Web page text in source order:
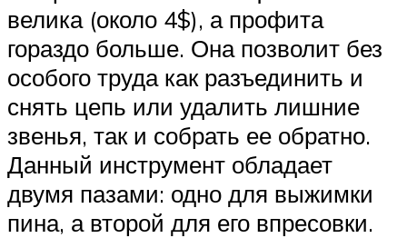
велика (около 4$), а профита
гораздо больше. Она позволит без
особого труда как разъединить и
снять цепь или удалить лишние
звенья, так и собрать ее обратно.
Данный инструмент обладает
двумя пазами: одно для выжимки
пина, а второй для его впресовки.